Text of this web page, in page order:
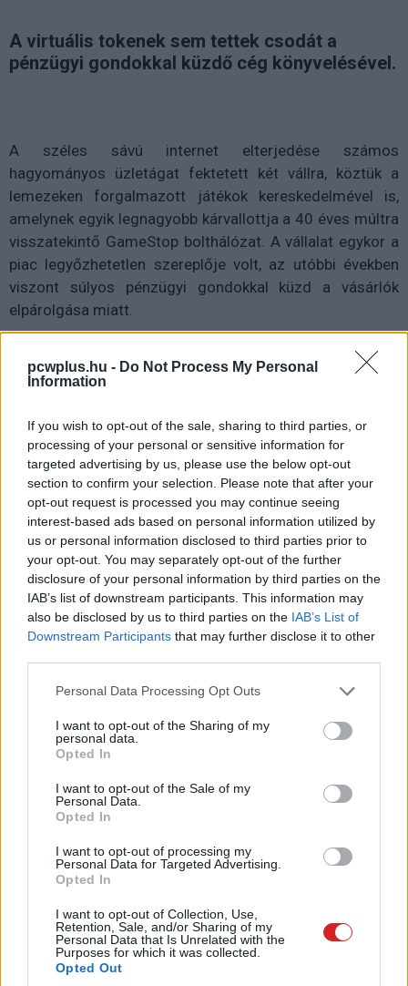
pcwplus.hu - Do Not Process My Personal
Information
If you wish to opt-out of the sale, sharing to third parties, or
processing of your personal or sensitive information for
targeted advertising by us, please use the below opt-out
section to confirm your selection. Please note that after your
opt-out request is processed you may continue seeing
interest-based ads based on personal information utilized by
us or personal information disclosed to third parties prior to
your opt-out. You may separately opt-out of the further
disclosure of your personal information by third parties on the
IAB’s list of downstream participants. This information may
also be disclosed by us to third parties on the IAB’s List of
Downstream Participants that may further disclose it to other
Please note that this website/app uses one or more Google
not limited to your visit or usage behaviour. You may click to
grant or deny consent to Google and its third-party tags to
use your data for below specified purposes in below Google
consent section.
Personal Data Processing Opt Outs
I want to opt-out of the Sharing of my
personal data.
Opted In
I want to opt-out of the Sale of my
Personal Data.
Opted In
I want to opt-out of processing my
Personal Data for Targeted Advertising.
Opted In
I want to opt-out of Collection, Use,
Retention, Sale, and/or Sharing of my
Personal Data that Is Unrelated with the
Purposes for which it was collected.
Opted Out
A virtuális tokenek sem tettek csodát a
pénzügyi gondokkal küzdő cég könyvelésével.
A széles sávú internet elterjedése számos
hagyományos üzletágat fektetett két vállra, köztük a
lemezeken forgalmazott játékok kereskedelmével is,
amelynek egyik legnagyobb kárvallottja a 40 éves múltra
visszatekintő GameStop bolthálózat. A vállalat egykor a
piac legyőzhetetlen szereplője volt, az utóbbi években
viszont súlyos pénzügyi gondokkal küzd a vásárlók
elpárolgása miatt.
Ezért is tűnhetett jó ötletnek a vezetőség számára, hogy
az NFT-láz csúcsán, 2022 elején ők is felugrottak a
tokenek kereskedelmére. A blokklánckaland azonban
nem váltotta be a hozzá fűzött reményeket, mivel az
NFT-k iránti kereslet még a lemezes játékokénál is
látványosabban omlott össze , így most a GameStop is
elhagyja a süllyedő hajót.
Decrypt beszámolója alapjána vállalat nemrég egy
felugró üzenetben értesítette a felhasználókat, hogy
február 2-tól beszünteti az NFT-piactér működését, amit
az azonos technológián alapuló kriptovaluták körüli
jogszabályi bizonytalanságokkal indokolt az üzemeltető.
Ez azért is hathat furának, mert a kriptók
zászlóshajójának tekinthető bitcoin épp a napokban
tőzsdefelügyelet engedélyezett egy új kereskedési
formáta virtuális pénz kapcsán, alaposan befűtve a